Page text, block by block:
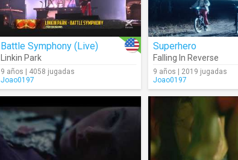
Battle Symphony (Live)
Linkin Park
9 años | 4058 jugadas
Joao0197
Superhero
Falling In Reverse
9 años | 2019 jugadas
Joao0197